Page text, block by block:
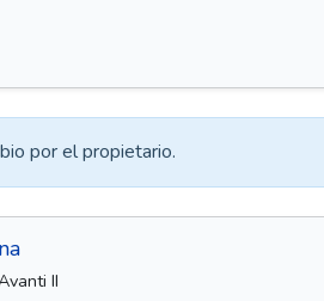
por el propietario.
II